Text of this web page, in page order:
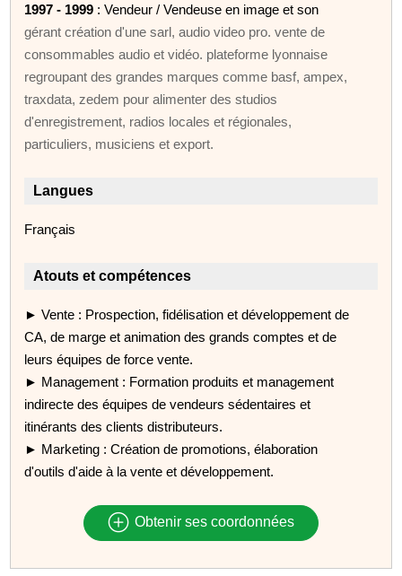
1997 - 1999 : Vendeur / Vendeuse en image et son
gérant création d'une sarl, audio video pro. vente de
consommables audio et vidéo. plateforme lyonnaise
regroupant des grandes marques comme basf, ampex,
traxdata, zedem pour alimenter des studios
d'enregistrement, radios locales et régionales,
particuliers, musiciens et export.
Langues
Français
Atouts et compétences
► Vente : Prospection, fidélisation et développement de
CA, de marge et animation des grands comptes et de
leurs équipes de force vente.
► Management : Formation produits et management
indirecte des équipes de vendeurs sédentaires et
itinérants des clients distributeurs.
► Marketing : Création de promotions, élaboration
d'outils d'aide à la vente et développement.
Obtenir ses coordonnées